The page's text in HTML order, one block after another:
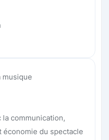
musique
communication,
du spectacle